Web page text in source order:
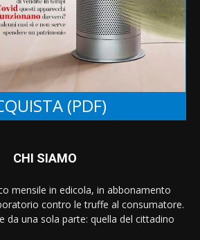
(PDF)
CHI SIAMO
mensile in edicola, in abbonamento
contro le truffe al consumatore.
da una sola parte: quella del cittadino